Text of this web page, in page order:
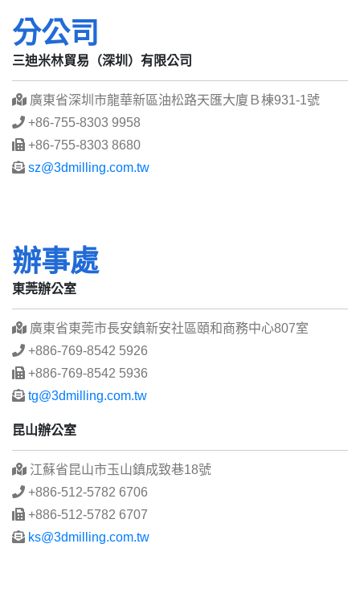
分公司
三迪米林貿易（深圳）有限公司
廣東省深圳市龍華新區油松路天匯大廈Ｂ棟931-1號
+86-755-8303 9958
+86-755-8303 8680
sz@3dmilling.com.tw
辦事處
東莞辦公室
廣東省東莞市長安鎮新安社區頤和商務中心807室
+886-769-8542 5926
+886-769-8542 5936
tg@3dmilling.com.tw
昆山辦公室
江蘇省昆山市玉山鎮成致巷18號
+886-512-5782 6706
+886-512-5782 6707
ks@3dmilling.com.tw